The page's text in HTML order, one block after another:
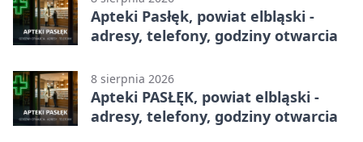
Apteki Pasłęk, powiat elbląski -
adresy, telefony, godziny otwarcia
8 sierpnia 2026
Apteki PASŁĘK, powiat elbląski -
adresy, telefony, godziny otwarcia